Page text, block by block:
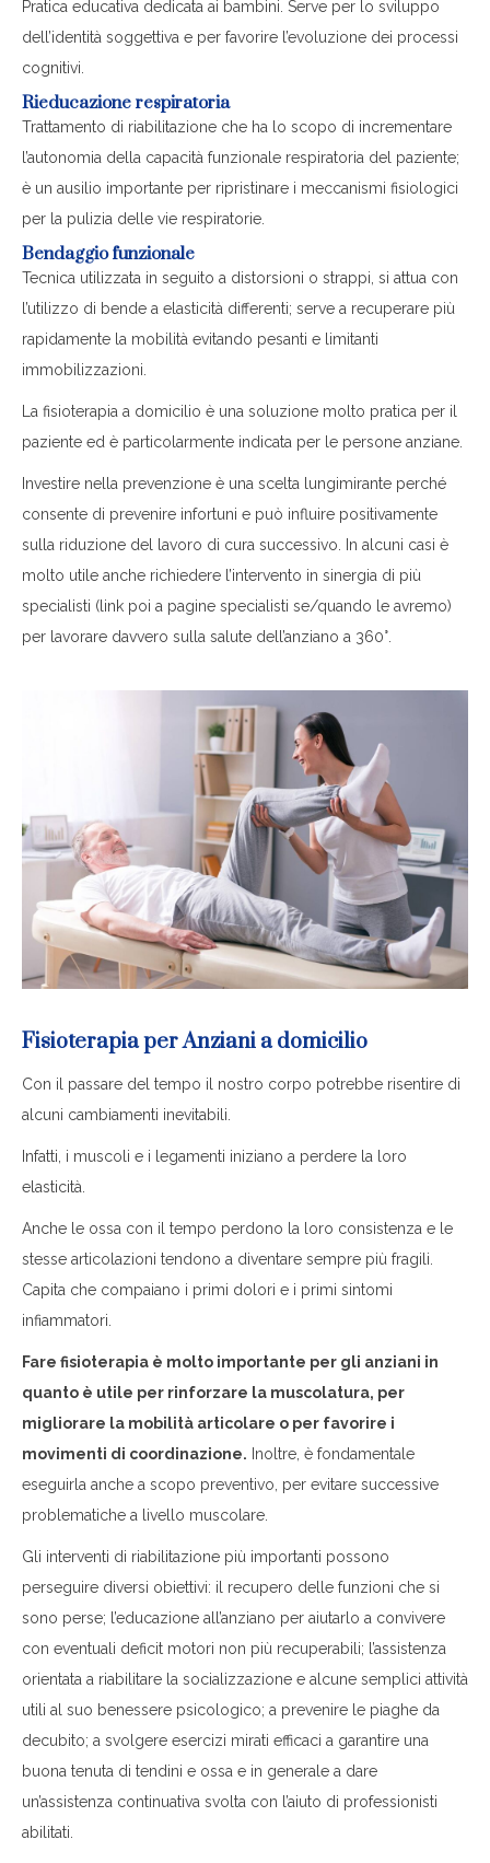
Pratica educativa dedicata ai bambini. Serve per lo sviluppo
dell’identità soggettiva e per favorire l’evoluzione dei processi
cognitivi.
Rieducazione respiratoria
Trattamento di riabilitazione che ha lo scopo di incrementare
l’autonomia della capacità funzionale respiratoria del paziente;
è un ausilio importante per ripristinare i meccanismi fisiologici
per la pulizia delle vie respiratorie.
Bendaggio funzionale
Tecnica utilizzata in seguito a distorsioni o strappi, si attua con
l’utilizzo di bende a elasticità differenti; serve a recuperare più
rapidamente la mobilità evitando pesanti e limitanti
immobilizzazioni.
La fisioterapia a domicilio è una soluzione molto pratica per il
paziente ed è particolarmente indicata per le persone anziane.
Investire nella prevenzione è una scelta lungimirante perché
consente di prevenire infortuni e può influire positivamente
sulla riduzione del lavoro di cura successivo. In alcuni casi è
molto utile anche richiedere l’intervento in sinergia di più
specialisti (link poi a pagine specialisti se/quando le avremo)
per lavorare davvero sulla salute dell’anziano a 360°.
Fisioterapia per Anziani a domicilio
Con il passare del tempo il nostro corpo potrebbe risentire di
alcuni cambiamenti inevitabili.
Infatti, i muscoli e i legamenti iniziano a perdere la loro
elasticità.
Anche le ossa con il tempo perdono la loro consistenza e le
stesse articolazioni tendono a diventare sempre più fragili.
Capita che compaiano i primi dolori e i primi sintomi
infiammatori.
Fare fisioterapia è molto importante per gli anziani in
quanto è utile per rinforzare la muscolatura, per
migliorare la mobilità articolare o per favorire i
movimenti di coordinazione. Inoltre, è fondamentale
eseguirla anche a scopo preventivo, per evitare successive
problematiche a livello muscolare.
Gli interventi di riabilitazione più importanti possono
perseguire diversi obiettivi: il recupero delle funzioni che si
sono perse; l’educazione all’anziano per aiutarlo a convivere
con eventuali deficit motori non più recuperabili; l’assistenza
orientata a riabilitare la socializzazione e alcune semplici attività
utili al suo benessere psicologico; a prevenire le piaghe da
decubito; a svolgere esercizi mirati efficaci a garantire una
buona tenuta di tendini e ossa e in generale a dare
un’assistenza continuativa svolta con l’aiuto di professionisti
abilitati.